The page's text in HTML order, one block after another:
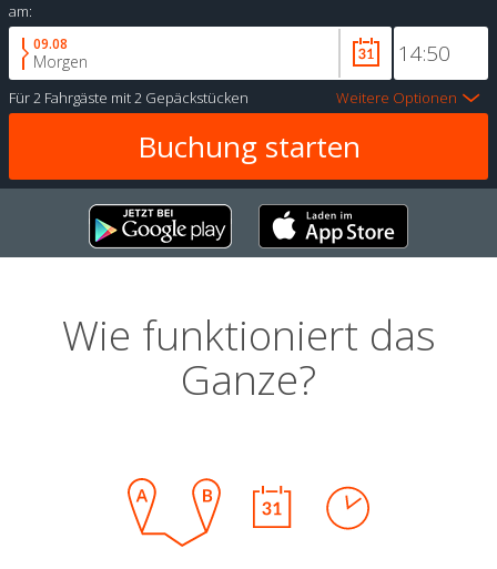
am:
09.08
Morgen
Für2 Fahrgäste mit2 Gepäckstücken Weitere Optionen
Wie funktioniert das
Ganze?